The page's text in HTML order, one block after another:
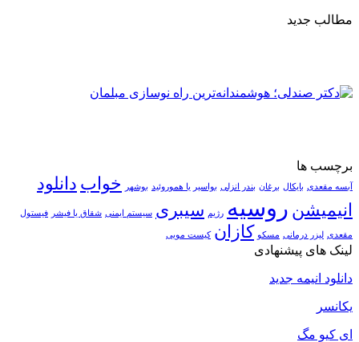
مطالب جدید
برچسب ها
آبسه مقعدی بایکال برغان بندر انزلی بواسیر یا هموروئید بوشهر خواب دانلود
انیمیشن روسیه رژیم سیبری سیستم ایمنی شقاق یا فیشر فیستول
مقعدی لیزر درمانی مسکو کازان کیست مویی
لینک های پیشنهادی
دانلود انیمه جدید
یکانسر
ای کیو مگ